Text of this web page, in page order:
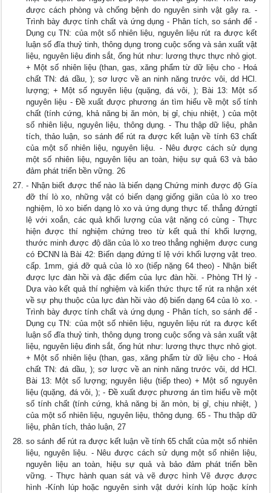
được cách phòng và chống bệnh do nguyên sinh vật gây ra. -
Trình bày được tính chất và ứng dụng - Phân tích, so sánh để -
Dụng cụ TN: của một số nhiên liệu, nguyên liệu rút ra được kết
luận số đĩa thuỷ tinh, thông dụng trong cuộc sống và sản xuất vật
liệu, nguyên liệu đinh sắt, ống hút như: lương thực thực nhỏ giọt.
+ Một số nhiên liệu (than, gas, xăng phẩm từ dữ liệu cho - Hoá
chất TN: đá dầu, ); sơ lược về an ninh năng trước vôi, dd HCl.
lượng; + Một số nguyên liệu (quặng, đá vôi, ); Bài 13: Một số
nguyên liệu - Đề xuất được phương án tìm hiểu về một số tính
chất (tính cứng, khả năng bị ăn mòn, bị gỉ, chịu nhiệt, ) của một
số nhiên liệu, nguyên liệu, thông dụng. - Thu thập dữ liệu, phân
tích, thảo luận, so sánh để rút ra được kết luận về tính 63 chất
của một số nhiên liệu, nguyên liệu. - Nêu được cách sử dụng
một số nhiên liệu, nguyên liệu an toàn, hiệu sự quả 63 và bảo
đảm phát triển bền vững. 26
- Nhận biết được thế nào là biến dạng Chứng minh được độ Gía
đỡ thí lò xo, những vật có biến dạng giống giãn của lò xo treo
nghiệm, lò xo biến dạng lò xo và ứng dụng thực tế. thẳng đứngtỉ
lệ với xoắn, các quả khối lượng của vật nặng có cùng - Thực
hiện được thí nghiệm chứng treo từ kết quả thí khối lượng,
thước minh được độ dãn của lò xo treo thẳng nghiệm được cung
có ĐCNN là Bài 42: Biến dạng đứng tỉ lệ với khối lượng vật treo.
cấp. 1mm, giá đỡ quả của lò xo (tiếp nặng 64 theo) - Nhận biết
được lực đàn hồi và đặc điểm của lực đàn hồi. - Phòng TH lý -
Dựa vào kết quả thí nghiệm và kiến thức thực tế rút ra nhận xét
về sự phụ thuộc của lực đàn hồi vào độ biến dạng 64 của lò xo. -
Trình bày được tính chất và ứng dụng - Phân tích, so sánh để -
Dụng cụ TN: của một số nhiên liệu, nguyên liệu rút ra được kết
luận số đĩa thuỷ tinh, thông dụng trong cuộc sống và sản xuất vật
liệu, nguyên liệu đinh sắt, ống hút như: lương thực thực nhỏ giọt.
+ Một số nhiên liệu (than, gas, xăng phẩm từ dữ liệu cho - Hoá
chất TN: đá dầu, ); sơ lược về an ninh năng trước vôi, dd HCl.
Bài 13: Một số lượng; nguyên liệu (tiếp theo) + Một số nguyên
liệu (quặng, đá vôi, ); - Đề xuất được phương án tìm hiểu về một
số tính chất (tính cứng, khả năng bị ăn mòn, bị gỉ, chịu nhiệt, )
của một số nhiên liệu, nguyên liệu, thông dụng. 65 - Thu thập dữ
liệu, phân tích, thảo luận, 27
so sánh để rút ra được kết luận về tính 65 chất của một số nhiên
liệu, nguyên liệu. - Nêu được cách sử dụng một số nhiên liệu,
nguyên liệu an toàn, hiệu sự quả và bảo đảm phát triển bền
vững. - Thực hành quan sát và vẽ được hình Vẽ được được
hình -Kính lúp hoặc nguyên sinh vật dưới kính lúp hoặc kính